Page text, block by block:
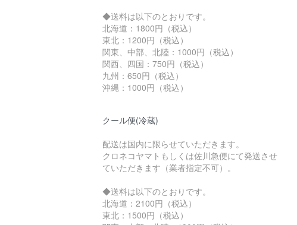
◆送料は以下のとおりです。
北海道：1800円（税込）
東北：1200円（税込）
関東、中部、北陸：1000円（税込）
関西、四国：750円（税込）
九州：650円（税込）
沖縄：1000円（税込）
クール便(冷蔵)
配送は国内に限らせていただきます。
クロネコヤマトもしくは佐川急便にて発送させ
ていただきます（業者指定不可）。
◆送料は以下のとおりです。
北海道：2100円（税込）
東北：1500円（税込）